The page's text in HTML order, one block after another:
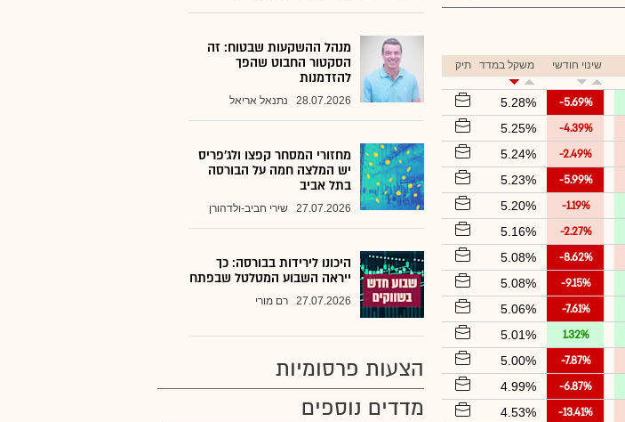
שינוי חודשי משקל במדד תיק
-5.69%
5.28%
-4.39%
5.25%
-2.49%
5.24%
-5.99%
5.23%
-1.19%
5.20%
-2.27%
5.16%
-8.62%
5.08%
-9.15%
5.08%
-7.61%
5.06%
1.32%
5.01%
-7.87%
5.00%
-6.87%
4.99%
-13.41%
4.53%
מנהל ההשקעות שבטוח: זה
הסקטור החבוט שהפך
להזדמנות
28.07.2026 נתנאל אריאל
מחזורי המסחר קפצו ולג'פריס
יש המלצה חמה על הבורסה
בתל אביב
27.07.2026 שירי חביב-ולדהורן
היכונו לירידות בבורסה: כך
ייראה השבוע המטלטל שבפתח
27.07.2026 רם מורי
הצעות פרסומיות
מדדים נוספים